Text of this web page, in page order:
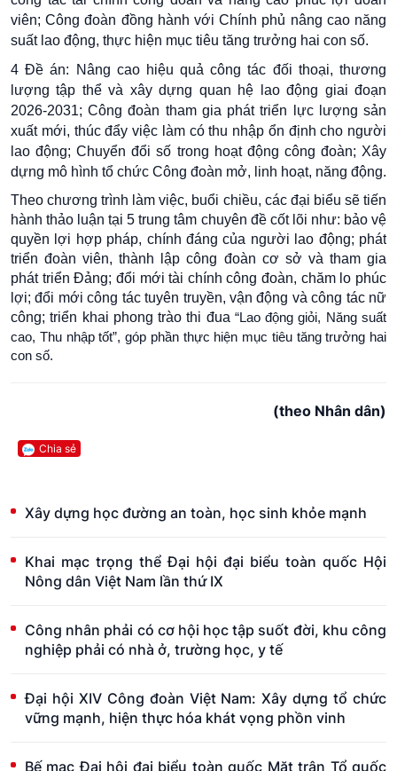
viên; Công đoàn đồng hành với Chính phủ nâng cao năng
suất lao động, thực hiện mục tiêu tăng trưởng hai con số.
4 Đề án: Nâng cao hiệu quả công tác đối thoại, thương
lượng tập thể và xây dựng quan hệ lao động giai đoạn
2026-2031; Công đoàn tham gia phát triển lực lượng sản
xuất mới, thúc đẩy việc làm có thu nhập ổn định cho người
lao động; Chuyển đổi số trong hoạt động công đoàn; Xây
dựng mô hình tổ chức Công đoàn mở, linh hoạt, năng động.
Theo chương trình làm việc, buổi chiều, các đại biểu sẽ tiến
hành thảo luận tại 5 trung tâm chuyên đề cốt lõi như: bảo vệ
quyền lợi hợp pháp, chính đáng của người lao động; phát
triển đoàn viên, thành lập công đoàn cơ sở và tham gia
phát triển Đảng; đổi mới tài chính công đoàn, chăm lo phúc
lợi; đổi mới công tác tuyên truyền, vận động và công tác nữ
công; triển khai phong trào thi đua “Lao động giỏi, Năng suất
cao, Thu nhập tốt”, góp phần thực hiện mục tiêu tăng trưởng hai
con số.​​
(theo Nhân dân)
Chia sẻ
Xây dựng học đường an toàn, học sinh khỏe mạnh
Khai mạc trọng thể Đại hội đại biểu toàn quốc Hội
Nông dân Việt Nam lần thứ IX
Công nhân phải có cơ hội học tập suốt đời, khu công
nghiệp phải có nhà ở, trường học, y tế
Đại hội XIV Công đoàn Việt Nam: Xây dựng tổ chức
vững mạnh, hiện thực hóa khát vọng phồn vinh
Bế mạc Đại hội đại biểu toàn quốc Mặt trận Tổ quốc